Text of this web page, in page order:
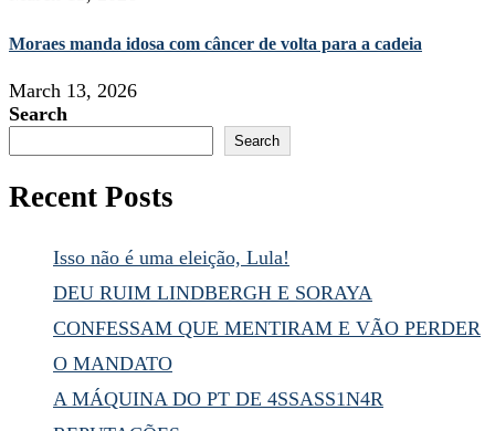
Moraes manda idosa com câncer de volta para a cadeia
March 13, 2026
Search
Search
Recent Posts
Isso não é uma eleição, Lula!
DEU RUIM LINDBERGH E SORAYA
CONFESSAM QUE MENTIRAM E VÃO PERDER
O MANDATO
A MÁQUINA DO PT DE 4SSASS1N4R